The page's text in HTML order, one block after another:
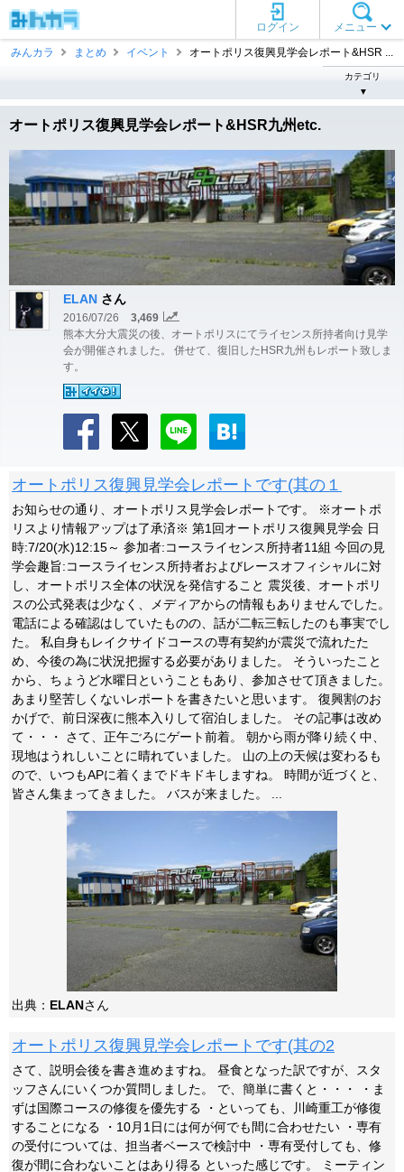
メニュー
ログイン
みんカラ
まとめ イベント オートポリス復興見学会レポート&HSR ...
カテゴリ
▼
オートポリス復興見学会レポート&HSR九州etc.
ELAN さん
2016/07/26
3,469
熊本大分大震災の後、オートポリスにてライセンス所持者向け見学
会が開催されました。 併せて、復旧したHSR九州もレポート致しま
す。
オートポリス復興見学会レポートです(其の１
お知らせの通り、オートポリス見学会レポートです。 ※オートポ
リスより情報アップは了承済※ 第1回オートポリス復興見学会 日
時:7/20(水)12:15～ 参加者:コースライセンス所持者11組 今回の見
学会趣旨:コースライセンス所持者およびレースオフィシャルに対
し、オートポリス全体の状況を発信すること 震災後、オートポリ
スの公式発表は少なく、メディアからの情報もありませんでした。
電話による確認はしていたものの、話が二転三転したのも事実でし
た。 私自身もレイクサイドコースの専有契約が震災で流れたた
め、今後の為に状況把握する必要がありました。 そういったこと
から、ちょうど水曜日ということもあり、参加させて頂きました。
あまり堅苦しくないレポートを書きたいと思います。 復興割のお
かげで、前日深夜に熊本入りして宿泊しました。 その記事は改め
て・・・ さて、正午ごろにゲート前着。 朝から雨が降り続く中、
現地はうれしいことに晴れていました。 山の上の天候は変わるも
ので、いつもAPに着くまでドキドキしますね。 時間が近づくと、
皆さん集まってきました。 バスが来ました。 ...
出典： ELANさん
オートポリス復興見学会レポートです(其の2
さて、説明会後を書き進めますね。 昼食となった訳ですが、スタ
ッフさんにいくつか質問しました。 で、簡単に書くと・・・ ・ま
ずは国際コースの修復を優先する ・といっても、川崎重工が修復
することになる ・10月1日には何が何でも間に合わせたい ・専有
の受付については、担当者ベースで検討中 ・専有受付しても、修
復が間に合わないことはあり得る といった感じです。 ミーティン